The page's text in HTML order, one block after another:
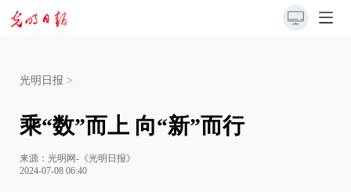
光明日报 >
乘“数”而上 向“新”而行
来源： 光明网-《光明日报》
2024-07-08 06:40